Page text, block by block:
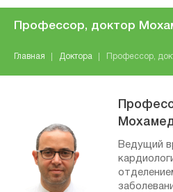
Профессор, доктор
Главная Доктора Профессор,
Ведущий